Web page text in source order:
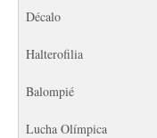
Décalo
Halterofilia
Balompié
Lucha Olímpica